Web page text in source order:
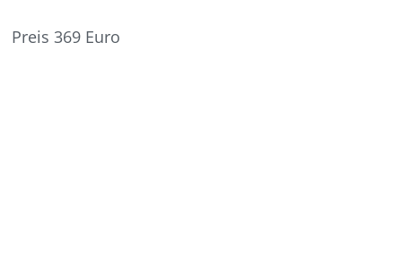
Preis 369 Euro